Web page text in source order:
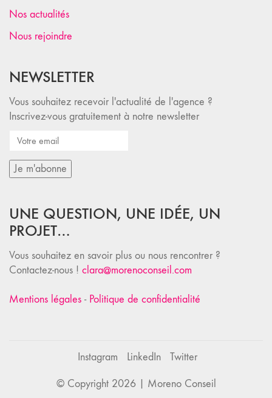
Nos actualités
Nous rejoindre
NEWSLETTER
Vous souhaitez recevoir l'actualité de l'agence ?
Inscrivez-vous gratuitement à notre newsletter
UNE QUESTION, UNE IDÉE, UN
PROJET…
Vous souhaitez en savoir plus ou nous rencontrer ?
Contactez-nous ! clara@morenoconseil.com
Mentions légales - Politique de confidentialité
Instagram LinkedIn Twitter
© Copyright 2026 | Moreno Conseil